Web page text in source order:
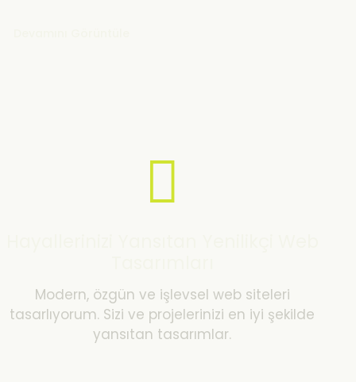
Modern, özgün ve işlevsel web siteleri
tasarlıyorum. Sizi ve projelerinizi en iyi şekilde
yansıtan tasarımlar.